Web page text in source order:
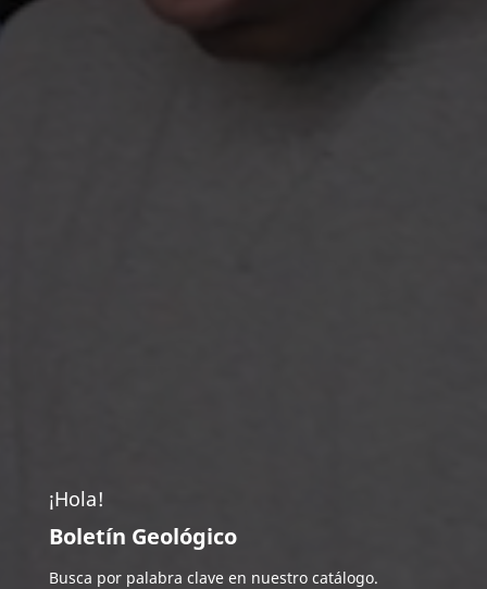
¡Hola!
Boletín Geológico
Busca por palabra clave en nuestro catálogo.